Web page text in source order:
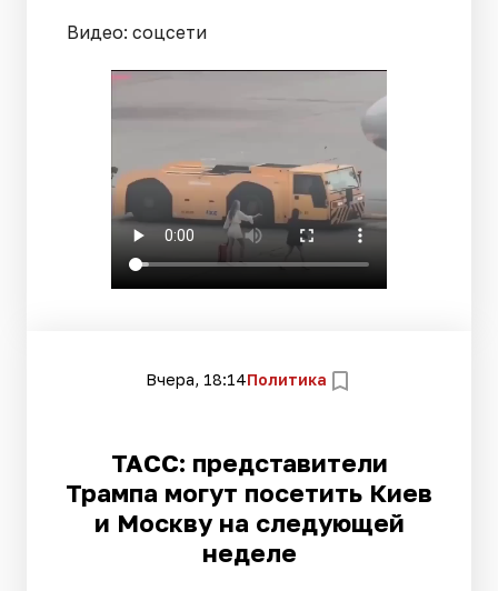
Видео: соцсети
Вчера, 18:14Политика
ТАСС: представители
Трампа могут посетить Киев
и Москву на следующей
неделе